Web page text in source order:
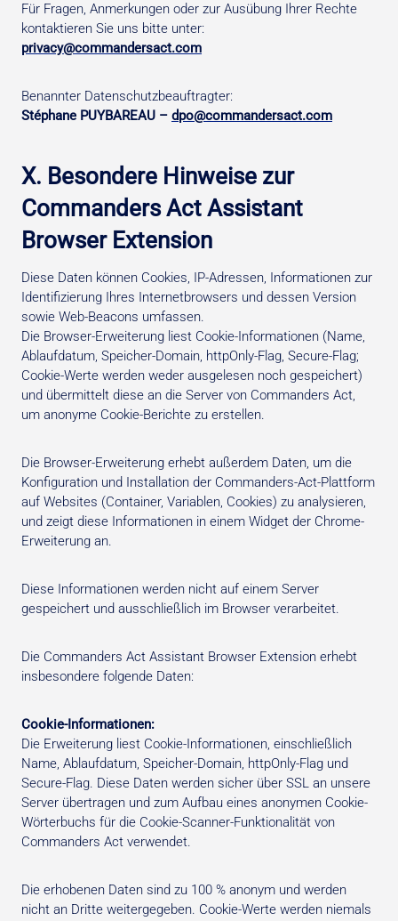
Für Fragen, Anmerkungen oder zur Ausübung Ihrer Rechte
kontaktieren Sie uns bitte unter:
privacy@commandersact.com
Benannter Datenschutzbeauftragter:
Stéphane PUYBAREAU – dpo@commandersact.com
X. Besondere Hinweise zur
Commanders Act Assistant
Browser Extension
Diese Daten können Cookies, IP-Adressen, Informationen zur
Identifizierung Ihres Internetbrowsers und dessen Version
sowie Web-Beacons umfassen.
Die Browser-Erweiterung liest Cookie-Informationen (Name,
Ablaufdatum, Speicher-Domain, httpOnly-Flag, Secure-Flag;
Cookie-Werte werden weder ausgelesen noch gespeichert)
und übermittelt diese an die Server von Commanders Act,
um anonyme Cookie-Berichte zu erstellen.
Die Browser-Erweiterung erhebt außerdem Daten, um die
Konfiguration und Installation der Commanders-Act-Plattform
auf Websites (Container, Variablen, Cookies) zu analysieren,
und zeigt diese Informationen in einem Widget der Chrome-
Erweiterung an.
Diese Informationen werden nicht auf einem Server
gespeichert und ausschließlich im Browser verarbeitet.
Die Commanders Act Assistant Browser Extension erhebt
insbesondere folgende Daten:
Cookie-Informationen:
Die Erweiterung liest Cookie-Informationen, einschließlich
Name, Ablaufdatum, Speicher-Domain, httpOnly-Flag und
Secure-Flag. Diese Daten werden sicher über SSL an unsere
Server übertragen und zum Aufbau eines anonymen Cookie-
Wörterbuchs für die Cookie-Scanner-Funktionalität von
Commanders Act verwendet.
Die erhobenen Daten sind zu 100 % anonym und werden
nicht an Dritte weitergegeben. Cookie-Werte werden niemals